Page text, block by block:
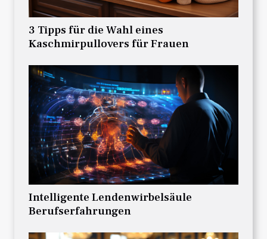
3 Tipps für die Wahl eines
Kaschmirpullovers für Frauen
Intelligente Lendenwirbelsäule
Berufserfahrungen